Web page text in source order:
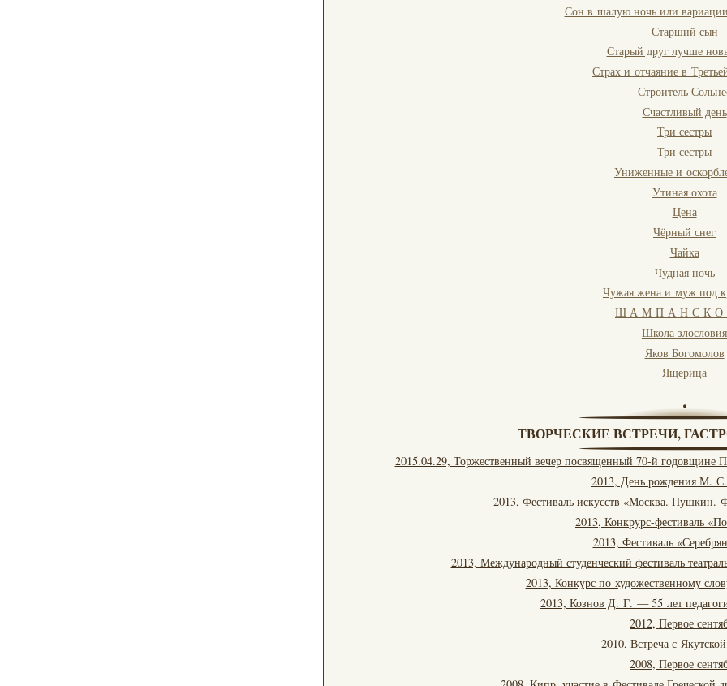
Сон в шалую ночь или
Старший сын
Старый друг лучше
Страх и отчаяние в
Строитель
Счастливый день
Три сестры
Три сестры
Униженные и
Утиная охота
Цена
Чёрный снег
Чайка
Чудная ночь
Чужая жена и муж под
Ш А М П А Н С К О
Школа злословия
Яков Богомолов
Ящерица
ТВОРЧЕСКИЕ ВСТРЕЧИ,
2015.04.29, Торжественный вечер посвященный 70-й годовщине
2013, День рождения М.
2013, Фестиваль искусств «Москва. Пушкин.
2013, Конкрурс-фестиваль
2013, Фестиваль
2013, Международный студенческий фестиваль
2013, Конкурс по художественному
2013, Кознов Д. Г. — 55 лет
2012, Первое
2010, Встреча с
2008, Первое